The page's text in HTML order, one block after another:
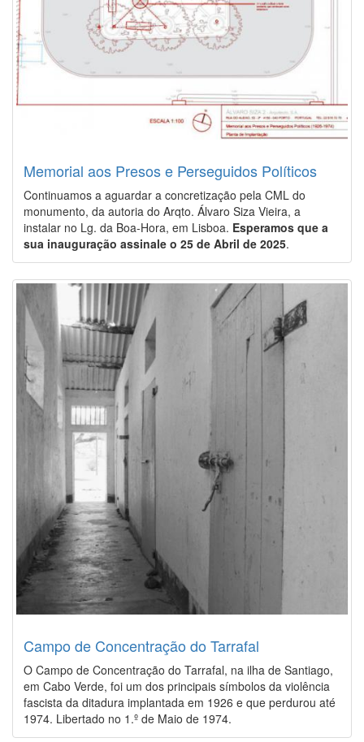
Memorial aos Presos e Perseguidos Políticos
Continuamos a aguardar a concretização pela CML do
monumento, da autoria do Arqto. Álvaro Siza Vieira, a
instalar no Lg. da Boa-Hora, em Lisboa. Esperamos que a
sua inauguração assinale o 25 de Abril de 2025.
Image
Campo de Concentração do Tarrafal
O Campo de Concentração do Tarrafal, na ilha de Santiago,
em Cabo Verde, foi um dos principais símbolos da violência
fascista da ditadura implantada em 1926 e que perdurou até
1974. Libertado no 1.º de Maio de 1974.